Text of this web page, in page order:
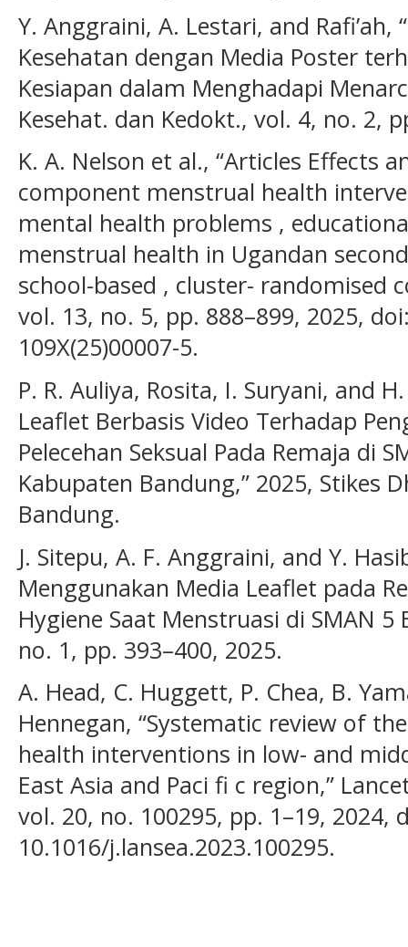
Y. Anggraini, A. Lestari, and Rafi’ah,
Kesehatan dengan Media Poster
Kesiapan dalam Menghadapi
Kesehat. dan Kedokt., vol. 4, no. 2,
K. A. Nelson et al., “Articles Effects
component menstrual health
mental health problems ,
menstrual health in Ugandan
school-based , cluster- randomised
vol. 13, no. 5, pp. 888–899, 2025,
109X(25)00007-5.
P. R. Auliya, Rosita, I. Suryani, and
Leaflet Berbasis Video Terhadap
Pelecehan Seksual Pada Remaja di
Kabupaten Bandung,” 2025, Stikes
Bandung.
J. Sitepu, A. F. Anggraini, and Y.
Menggunakan Media Leaflet pada
Hygiene Saat Menstruasi di SMAN 5
no. 1, pp. 393–400, 2025.
A. Head, C. Huggett, P. Chea, B.
Hennegan, “Systematic review of
health interventions in low- and
East Asia and Paci fi c region,”
vol. 20, no. 100295, pp. 1–19, 2024,
10.1016/j.lansea.2023.100295.